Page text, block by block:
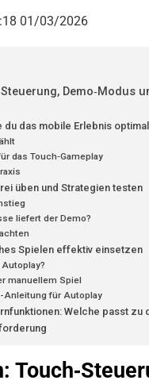
01/03/2026
Demo‑Modus
du das mobile Erlebnis
das Touch‑Gameplay
üben und Strategien testen
liefert der Demo?
Spielen effektiv einsetzen
manuellem Spiel
für Autoplay
Welche passt zu